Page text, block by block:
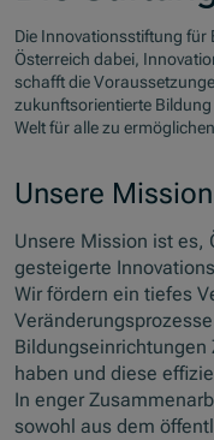
Die Innovationsstiftung
Österreich dabei,
schafft die
zukunftsorientierte
Welt für alle zu
Unsere Mission
Unsere Mission ist es,
gesteigerte
Wir fördern ein tiefes
Bildungseinrichtungen
haben und diese
In enger
sowohl aus dem